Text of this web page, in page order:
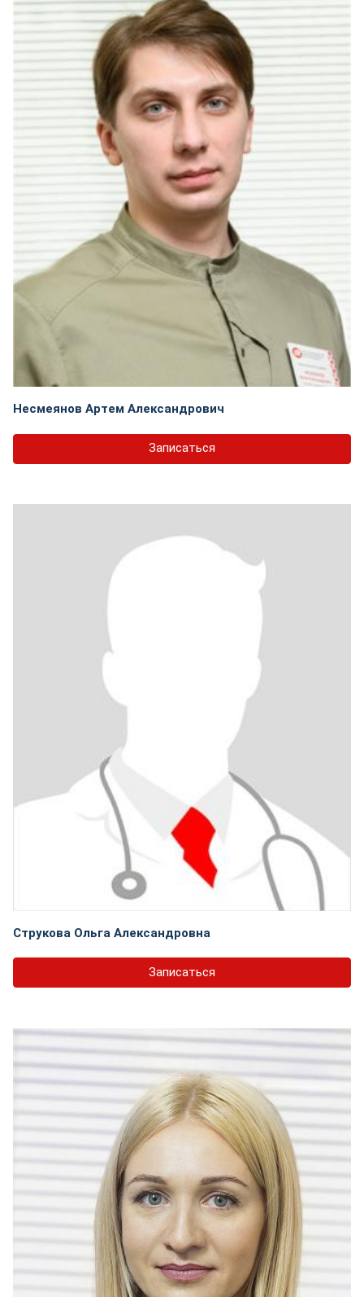
Несмеянов Артем Александрович
Записаться
Струкова Ольга Александровна
Записаться